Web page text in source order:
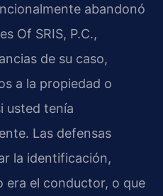
abandonó
Of SRIS, P.C.,
de su caso,
a la propiedad o
usted tenía
Las defensas
la identificación,
era el conductor, o que